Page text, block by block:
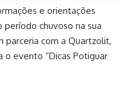
e orientações
chuvoso na sua
parceria com a Quartzolit,
o evento “Dicas Potiguar